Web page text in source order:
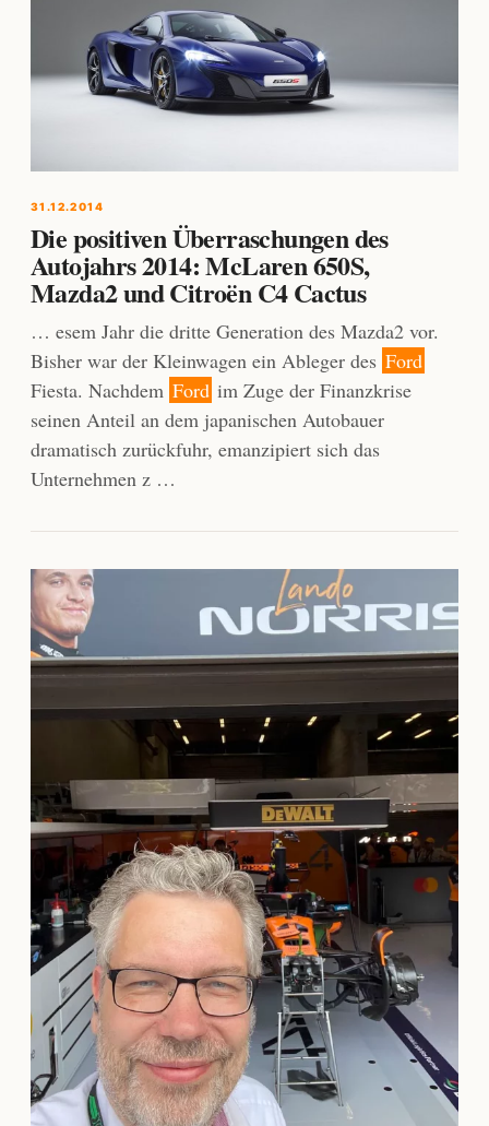
31.12.2014
Die positiven Überraschungen des
Autojahrs 2014: McLaren 650S,
Mazda2 und Citroën C4 Cactus
… esem Jahr die dritte Generation des Mazda2 vor.
Bisher war der Kleinwagen ein Ableger des Ford
Fiesta. Nachdem Ford im Zuge der Finanzkrise
seinen Anteil an dem japanischen Autobauer
dramatisch zurückfuhr, emanzipiert sich das
Unternehmen z …